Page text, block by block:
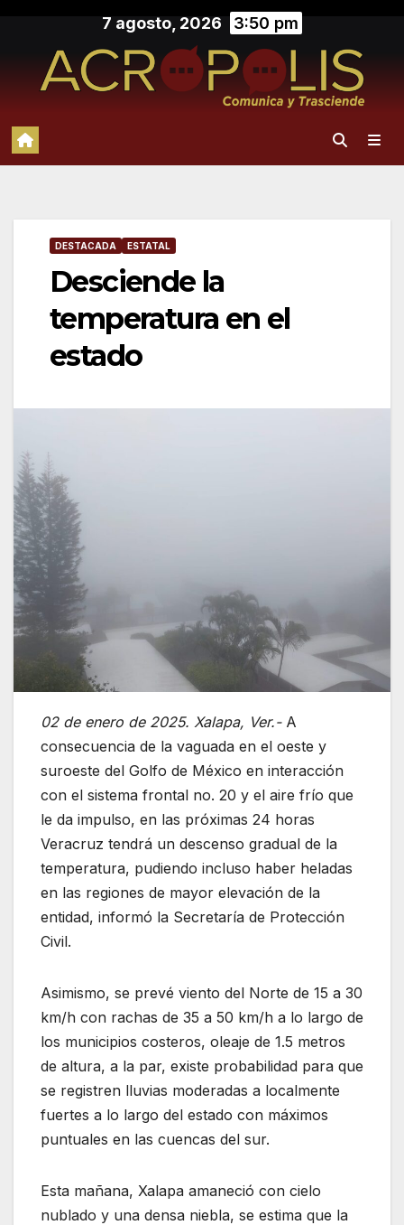
contenido
7 agosto, 2026 3:50 pm
DESTACADA ESTATAL
Desciende la
temperatura en el
estado
02 de enero de 2025. Xalapa, Ver.-A
consecuencia de la vaguada en el oeste y
suroeste del Golfo de México en interacción
con el sistema frontal no. 20 y el aire frío que
le da impulso, en las próximas 24 horas
Veracruz tendrá un descenso gradual de la
temperatura, pudiendo incluso haber heladas
en las regiones de mayor elevación de la
entidad, informó la Secretaría de Protección
Civil.
Asimismo, se prevé viento del Norte de 15 a 30
km/h con rachas de 35 a 50 km/h a lo largo de
los municipios costeros, oleaje de 1.5 metros
de altura, a la par, existe probabilidad para que
se registren lluvias moderadas a localmente
fuertes a lo largo del estado con máximos
puntuales en las cuencas del sur.
Esta mañana, Xalapa amaneció con cielo
nublado y una densa niebla, se estima que la